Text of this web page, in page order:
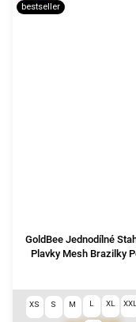
bestseller
GoldBee Jednodílné
Plavky Mesh Brazilky
XS S M L XL XXL